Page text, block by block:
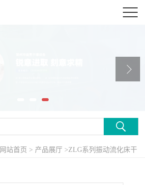
网站首页 > 产品展厅 >ZLG系列振动流化床干